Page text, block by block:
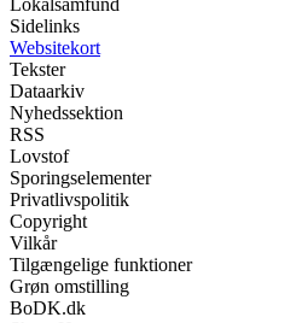
Lokalsamfund
Sidelinks
Websitekort
Tekster
Dataarkiv
Nyhedssektion
RSS
Lovstof
Sporingselementer
Privatlivspolitik
Copyright
Vilkår
Tilgængelige funktioner
Grøn omstilling
BoDK.dk